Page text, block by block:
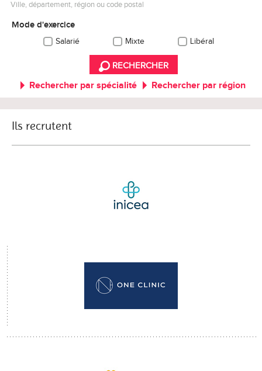
Ville, département, région ou code postal
Mode d'exercice
Salarié Mixte Libéral
RECHERCHER
Rechercher par spécialité Rechercher par région
Ils recrutent